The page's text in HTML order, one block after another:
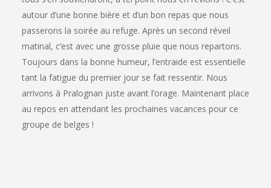
autour d’une bonne bière et d’un bon repas que nous
passerons la soirée au refuge. Après un second réveil
matinal, c’est avec une grosse pluie que nous repartons.
Toujours dans la bonne humeur, l’entraide est essentielle
tant la fatigue du premier jour se fait ressentir. Nous
arrivons à Pralognan juste avant l’orage. Maintenant place
au repos en attendant les prochaines vacances pour ce
groupe de belges !